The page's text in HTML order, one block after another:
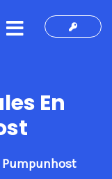
En
Pumpunhost